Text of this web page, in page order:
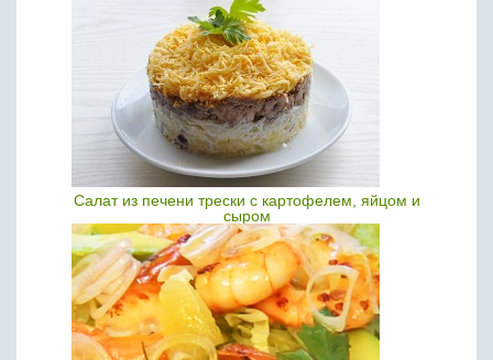
Салат из печени трески с картофелем, яйцом и
сыром